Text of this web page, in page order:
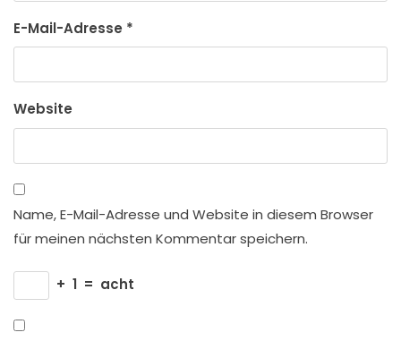
E-Mail-Adresse *
Website
Name, E-Mail-Adresse und Website in diesem Browser
für meinen nächsten Kommentar speichern.
+ 1 = acht